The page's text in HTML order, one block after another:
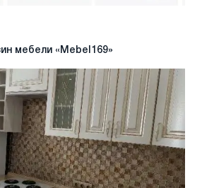
мебели «Mebel169»